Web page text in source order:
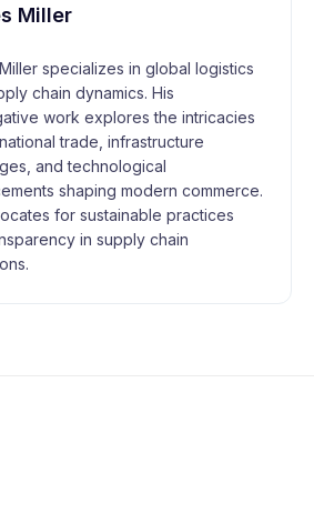
Miller
specializes in global logistics
chain dynamics. His
work explores the intricacies
trade, infrastructure
and technological
shaping modern commerce.
for sustainable practices
in supply chain